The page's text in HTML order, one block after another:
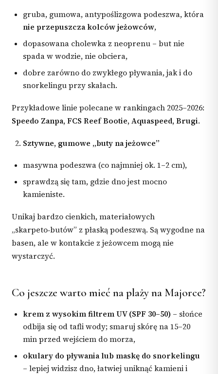
gruba, gumowa, antypoślizgowa podeszwa, która
nie przepuszcza kolców jeżowców,
dopasowana cholewka z neoprenu – but nie
spada w wodzie, nie obciera,
dobre zarówno do zwykłego pływania, jak i do
snorkelingu przy skałach.
Przykładowe linie polecane w rankingach 2025–2026:
Speedo Zanpa, FCS Reef Bootie, Aquaspeed, Brugi.
Sztywne, gumowe „buty na jeżowce”
masywna podeszwa (co najmniej ok. 1–2 cm),
sprawdzą się tam, gdzie dno jest mocno
kamieniste.
Unikaj bardzo cienkich, materiałowych
„skarpeto‑butów” z płaską podeszwą. Są wygodne na
basen, ale w kontakcie z jeżowcem mogą nie
wystarczyć.
Co jeszcze warto mieć na plaży na Majorce?
krem z wysokim filtrem UV (SPF 30–50) – słońce
odbija się od tafli wody; smaruj skórę na 15–20
min przed wejściem do morza,
okulary do pływania lub maskę do snorkelingu
– lepiej widzisz dno, łatwiej uniknąć kamieni i